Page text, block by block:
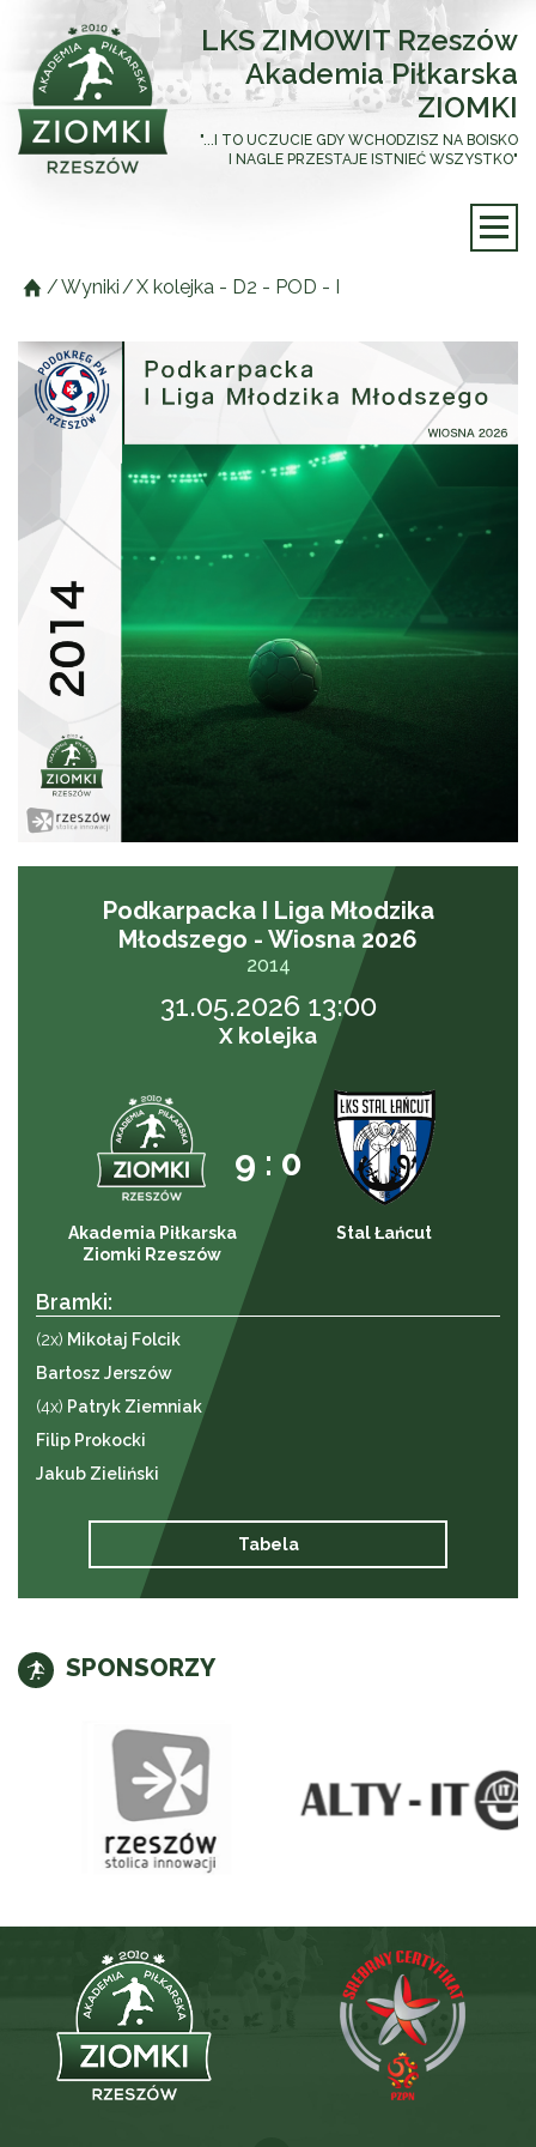
LKS ZIMOWIT Rzeszów
Akademia Piłkarska
ZIOMKI
"...I TO UCZUCIE GDY WCHODZISZ NA BOISKO
I NAGLE PRZESTAJE ISTNIEĆ WSZYSTKO"
/Wyniki /X kolejka - D2 - POD - I
Podkarpacka I Liga Młodzika
Młodszego - Wiosna 2026
2014
31.05.2026 13:00
X kolejka
9 : 0
Akademia Piłkarska
Ziomki Rzeszów
Stal Łańcut
Bramki:
(2x) Mikołaj Folcik
Bartosz Jerszów
(4x) Patryk Ziemniak
Filip Prokocki
Jakub Zieliński
Tabela
SPONSORZY